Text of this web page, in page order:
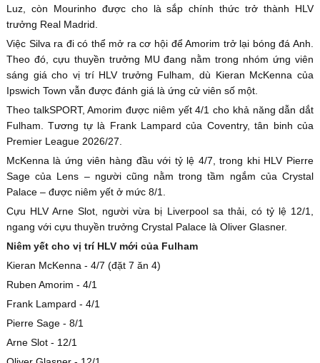
Luz, còn Mourinho được cho là sắp chính thức trở thành HLV
trưởng Real Madrid.
Việc Silva ra đi có thể mở ra cơ hội để Amorim trở lại bóng đá Anh.
Theo đó, cựu thuyền trưởng MU đang nằm trong nhóm ứng viên
sáng giá cho vị trí HLV trưởng Fulham, dù Kieran McKenna của
Ipswich Town vẫn được đánh giá là ứng cử viên số một.
Theo talkSPORT, Amorim được niêm yết 4/1 cho khả năng dẫn dắt
Fulham. Tương tự là Frank Lampard của Coventry, tân binh của
Premier League 2026/27.
McKenna là ứng viên hàng đầu với tỷ lệ 4/7, trong khi HLV Pierre
Sage của Lens – người cũng nằm trong tầm ngắm của Crystal
Palace – được niêm yết ở mức 8/1.
Cựu HLV Arne Slot, người vừa bị Liverpool sa thải, có tỷ lệ 12/1,
ngang với cựu thuyền trưởng Crystal Palace là Oliver Glasner.
Niêm yết cho vị trí HLV mới của Fulham
Kieran McKenna - 4/7 (đặt 7 ăn 4)
Ruben Amorim - 4/1
Frank Lampard - 4/1
Pierre Sage - 8/1
Arne Slot - 12/1